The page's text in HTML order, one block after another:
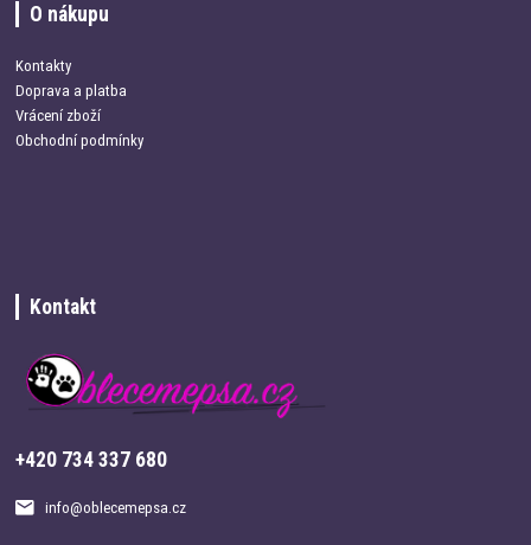
O nákupu
Kontakty
Doprava a platba
Vrácení zboží
Obchodní podmínky
Kontakt
+420 734 337 680
info@oblecemepsa.cz